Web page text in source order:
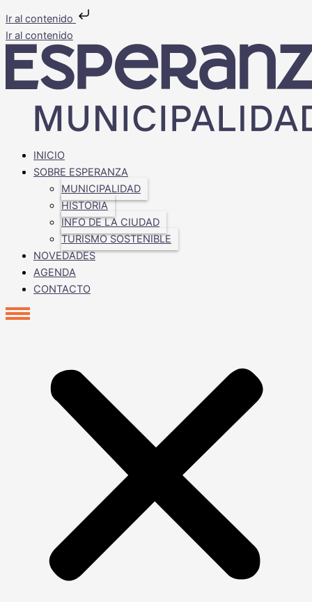
Ir al contenido
Ir al contenido
INICIO
SOBRE ESPERANZA
MUNICIPALIDAD
HISTORIA
INFO DE LA CIUDAD
TURISMO SOSTENIBLE
NOVEDADES
AGENDA
CONTACTO